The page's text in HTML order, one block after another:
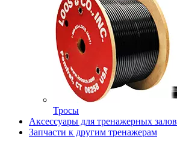
Тросы
Аксессуары для тренажерных залов
Запчасти к другим тренажерам